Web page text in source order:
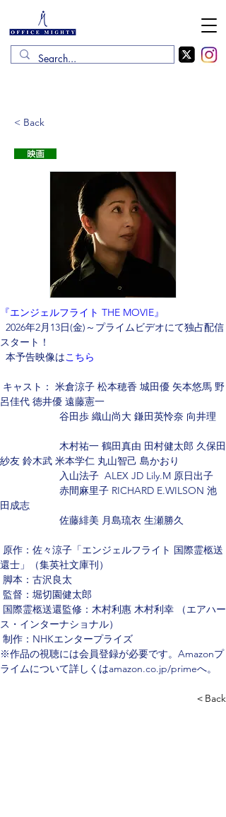
< Back
『エンジェルフライト THE MOVIE』
スタート！
  本予告映像は
こちら
呂佳代 徳井優 遠藤憲一
紗友 鈴木武 米本学仁 丸山智己 島かおり
                     入山法子  ALEX JD Lily.M 原日出子
田成志
                     佐藤緋美 月島琉衣 生瀬勝久
還士」（集英社文庫刊）
脚本：古沢良太
監督：堀切園健太郎
ス・インターナショナル）
制作：NHKエンタープライズ
※作品の視聴には会員登録が必要です。Amazonプ
ライムについて詳しくはamazon.co.jp/primeへ。
＜Back